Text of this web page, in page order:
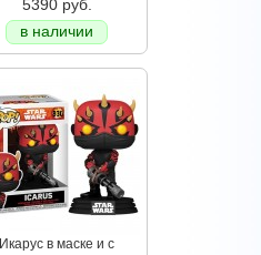
5390 руб.
в наличии
Икарус в маске и с